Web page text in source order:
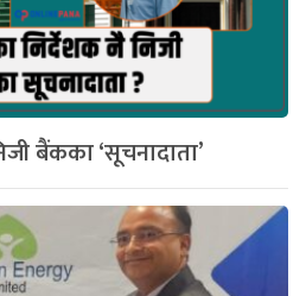
बैंकका ‘सूचनादाता’